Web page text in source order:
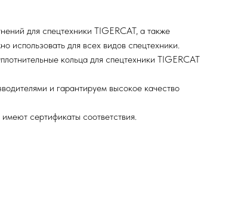
для спецтехники TIGERCAT, а также
использовать для всех видов спецтехники.
кольца для спецтехники TIGERCAT
и гарантируем высокое качество
сертификаты соответствия.